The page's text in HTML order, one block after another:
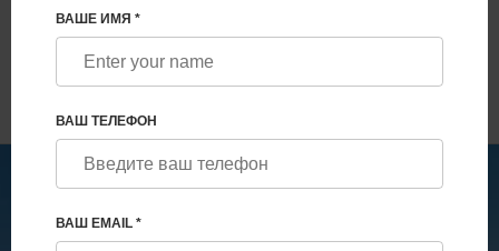
МАМЫ?
ВАШЕ ИМЯ *
ВАШ ТЕЛЕФОН
ВАШ EMAIL *